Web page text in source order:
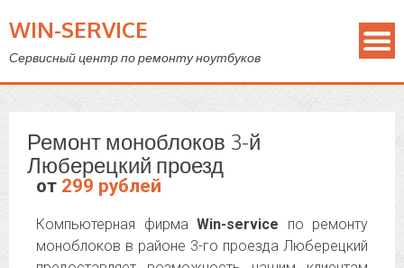
WIN-SERVICE
Сервисный центр по ремонту ноутбуков
Ремонт моноблоков 3-й
Люберецкий проезд
от 299 рублей
Компьютерная фирма Win-service по ремонту
моноблоков в районе 3-го проезда Люберецкий